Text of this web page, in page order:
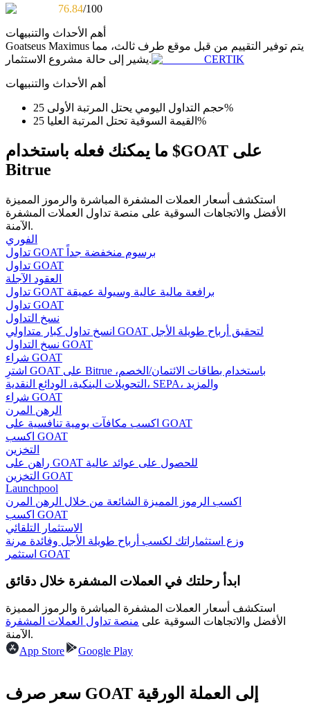
معلومة
تحليل البيانات الضخمة بما في ذلك المعلومات التجارية، وما
إلى ذلك.
دليل المبتدئين للعقود الآجلة
استراتيجيات التداول
تعلم كيفية البقاء مربحة
يكسب
احصل على مكافآت تنافسية يوميًا
76.84/100
أهم الأحداث والتنبيهات
Goatseus Maximus يتم توفير التقييم من قبل موقع طرف ثالث، مما
يشير إلى حالة مشروع الاستثمار.
CERTIK
أهم الأحداث والتنبيهات
حجم التداول اليومي يحتل المرتبة الأولى 25%
القيمة السوقية تحتل المرتبة العليا 25%
ما يمكنك فعله باستخدام $GOAT على
Bitrue
استكشف أسعار العملات المشفرة المباشرة والرموز المميزة
الأفضل والاتجاهات السوقية على منصة تداول العملات المشفرة
الآمنة.
الفوري
تداول GOAT برسوم منخفضة جداً
تداول GOAT
العقود الآجلة
تداول GOAT برافعة مالية عالية وسيولة عميقة
تداول GOAT
نسخ التداول
انسخ تداول كبار متداولي GOAT لتحقيق أرباح طويلة الأجل
نسخ التداول GOAT
شراء GOAT
اشترِ GOAT على Bitrue باستخدام بطاقات الائتمان/الخصم،
التحويلات البنكية، الودائع النقدية، SEPA، والمزيد
شراء GOAT
الرهن المرن
اكسب مكافآت يومية تنافسية على GOAT
اكسب GOAT
التخزين
راهن على GOAT للحصول على عوائد عالية
التخزين GOAT
Launchpool
اكسب الرموز المميزة الشائعة من خلال الرهن المرن
اكسب GOAT
الاستثمار التلقائي
وزع استثماراتك لكسب أرباح طويلة الأجل وفائدة مرنة
استثمر GOAT
ابدأ رحلتك في العملات المشفرة خلال دقائق
استكشف أسعار العملات المشفرة المباشرة والرموز المميزة
الأفضل والاتجاهات السوقية على منصة تداول العملات المشفرة
الآمنة.
App Store
Google Play
سعر صرف GOAT إلى العملة الورقية